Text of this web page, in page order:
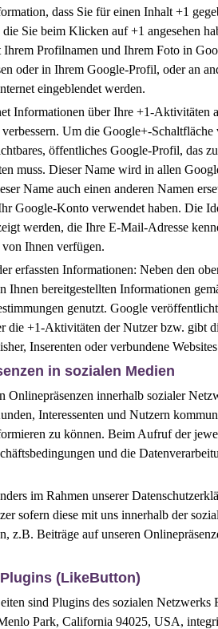
dass Sie für einen Inhalt +1
die Sie beim Klicken auf +1 angesehen
Ihrem Profilnamen und Ihrem Foto in
oder in Ihrem Google-Profil, oder an
eingeblendet werden.
Informationen über Ihre +1-Aktivitäten
Um die Google+-
öffentliches Google-Profil, das
muss. Dieser Name wird in allen
Name auch einen anderen Namen
Google-Konto verwendet haben. Die
werden, die Ihre E-Mail-Adresse
Ihnen verfügen.
erfassten Informationen: Neben den
Ihnen bereitgestellten Informationen
genutzt. Google
die +1-Aktivitäten der Nutzer bzw. gibt
Inserenten oder verbundene
in sozialen Medien
Onlinepräsenzen innerhalb sozialer
Interessenten und Nutzern
zu können. Beim Aufruf der
und die
im Rahmen unserer
sofern diese mit uns innerhalb der
z.B. Beiträge auf unseren
(LikeButton)
sind Plugins des sozialen Netzwerks
Park, California 94025, USA,